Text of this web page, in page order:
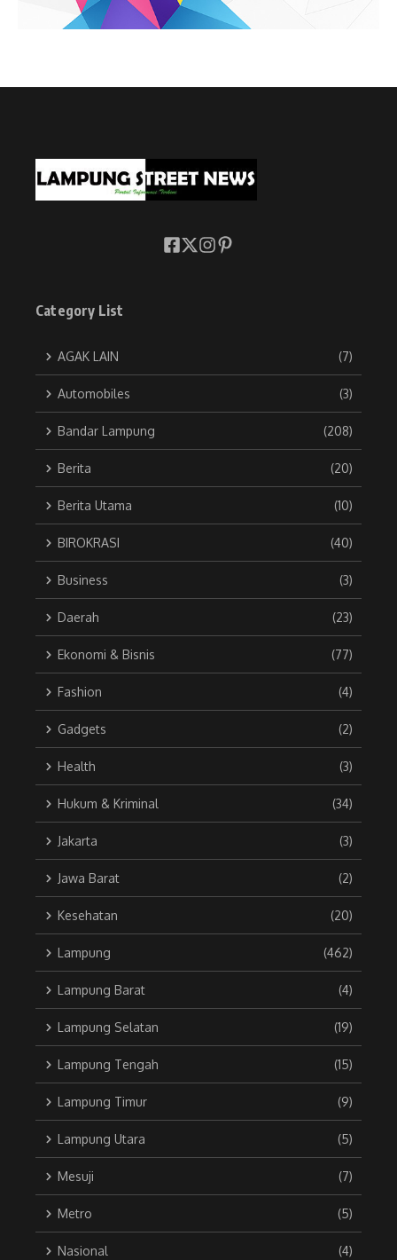
Category List
AGAK LAIN (7)
Automobiles (3)
Bandar Lampung (208)
Berita (20)
Berita Utama (10)
BIROKRASI (40)
Business (3)
Daerah (23)
Ekonomi & Bisnis (77)
Fashion (4)
Gadgets (2)
Health (3)
Hukum & Kriminal (34)
Jakarta (3)
Jawa Barat (2)
Kesehatan (20)
Lampung (462)
Lampung Barat (4)
Lampung Selatan (19)
Lampung Tengah (15)
Lampung Timur (9)
Lampung Utara (5)
Mesuji (7)
Metro (5)
Nasional (4)